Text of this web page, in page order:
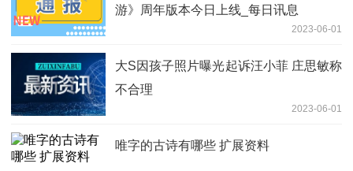
游》周年版本今日上线_每日讯息
2023-06-01
大S因孩子照片曝光起诉汪小菲 庄思敏称
不合理
2023-06-01
唯字的古诗有哪些 扩展资料